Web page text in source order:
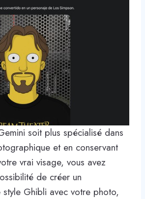
soit plus spécialisé dans
et en conservant
vrai visage, vous avez
de créer un
Ghibli avec votre photo,